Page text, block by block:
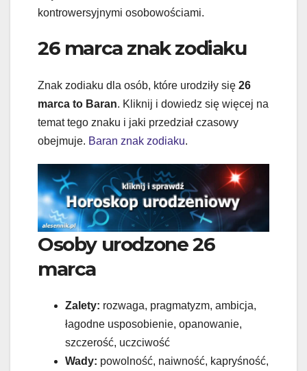
kontrowersyjnymi osobowościami.
26 marca znak zodiaku
Znak zodiaku dla osób, które urodziły się 26
marca to Baran. Kliknij i dowiedz się więcej na
temat tego znaku i jaki przedział czasowy
obejmuje. Baran znak zodiaku.
Osoby urodzone 26
marca
Zalety: rozwaga, pragmatyzm, ambicja,
łagodne usposobienie, opanowanie,
szczerość, uczciwość
Wady: powolność, naiwność, kapryśność,